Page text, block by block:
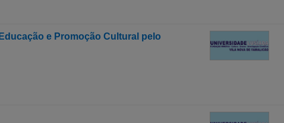
e Promoção Cultural pelo